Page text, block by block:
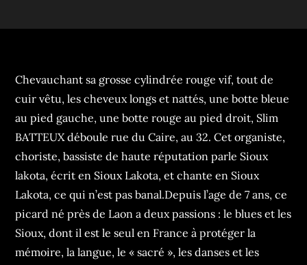
Chevauchant sa grosse cylindrée rouge vif, tout de
cuir vêtu, les cheveux longs et nattés, une botte bleue
au pied gauche, une botte rouge au pied droit, Slim
BATTEUX déboule rue du Caire, au 32. Cet organiste,
choriste, bassiste de haute réputation parle Sioux
lakota, écrit en Sioux Lakota, et chante en Sioux
Lakota, ce qui n’est pas banal.Depuis l’age de 7 ans, ce
picard né près de Laon a deux passions : le blues et les
Sioux, dont il est le seul en France à protéger la
mémoire, la langue, le « sacré », les danses et les